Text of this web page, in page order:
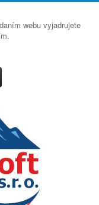
webu vyjadrujete